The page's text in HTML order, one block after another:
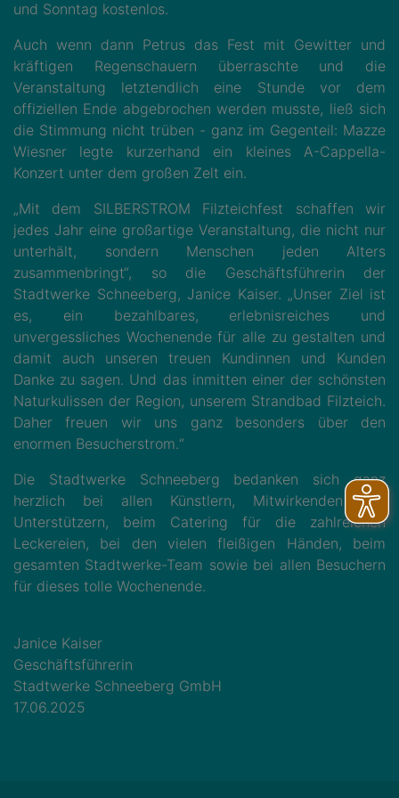
und Sonntag kostenlos.
Auch wenn dann Petrus das Fest mit Gewitter und
kräftigen Regenschauern überraschte und die
Veranstaltung letztendlich eine Stunde vor dem
offiziellen Ende abgebrochen werden musste, ließ sich
die Stimmung nicht trüben - ganz im Gegenteil: Mazze
Wiesner legte kurzerhand ein kleines A-Cappella-
Konzert unter dem großen Zelt ein.
„Mit dem SILBERSTROM Filzteichfest schaffen wir
jedes Jahr eine großartige Veranstaltung, die nicht nur
unterhält, sondern Menschen jeden Alters
zusammenbringt“, so die Geschäftsführerin der
Stadtwerke Schneeberg, Janice Kaiser. „Unser Ziel ist
es, ein bezahlbares, erlebnisreiches und
unvergessliches Wochenende für alle zu gestalten und
damit auch unseren treuen Kundinnen und Kunden
Danke zu sagen. Und das inmitten einer der schönsten
Naturkulissen der Region, unserem Strandbad Filzteich.
Daher freuen wir uns ganz besonders über den
enormen Besucherstrom.“
Die Stadtwerke Schneeberg bedanken sich ganz
herzlich bei allen Künstlern, Mitwirkenden und
Unterstützern, beim Catering für die zahlreichen
Leckereien, bei den vielen fleißigen Händen, beim
gesamten Stadtwerke-Team sowie bei allen Besuchern
für dieses tolle Wochenende.
Janice Kaiser
Geschäftsführerin
Stadtwerke Schneeberg GmbH
17.06.2025